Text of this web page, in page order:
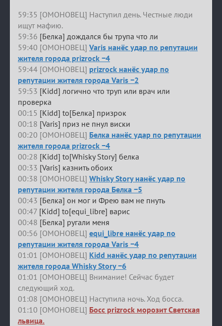
59:35 [ОМОНОВЕЦ] Наступил день. Честные люди
ищут мафию.
59:36 [Белка] дождался бы трупа что ли
59:40 [ОМОНОВЕЦ] Varis нанёс удар по репутации
жителя города prizrock −4
59:44 [ОМОНОВЕЦ] prizrock нанёс удар по
репутации жителя города Varis −2
59:53 [Kidd] логично что труп или врач или
проверка
00:15 [Kidd] to[Белка] призрок
00:18 [Varis] приз не пнул виски
00:20 [ОМОНОВЕЦ] Белка нанёс удар по репутации
жителя города prizrock −4
00:28 [Kidd] to[Whisky Story] белка
00:33 [Varis] казнить обоих
00:38 [ОМОНОВЕЦ] Whisky Story нанёс удар по
репутации жителя города Белка −5
00:43 [Белка] он мог и Фрею вам не пнуть
00:47 [Kidd] to[equi_libre] варис
00:48 [Белка] ругали меня
00:56 [ОМОНОВЕЦ] equi_libre нанёс удар по
репутации жителя города Varis −4
01:01 [ОМОНОВЕЦ] Kidd нанёс удар по репутации
жителя города Whisky Story −6
01:01 [ОМОНОВЕЦ] Внимание! Сейчас будет
следующий ход.
01:08 [ОМОНОВЕЦ] Наступила ночь. Ход босса.
01:10 [ОМОНОВЕЦ] Босс prizrock морозит Светская
львица.